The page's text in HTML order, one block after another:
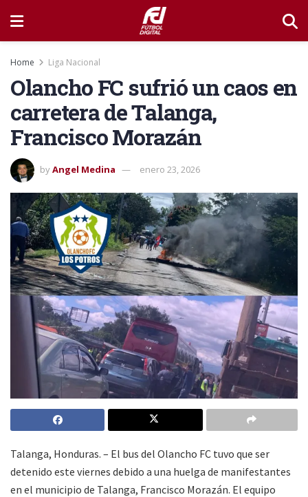
Home Liga Nacional
Olancho FC sufrió un caos en
carretera de Talanga,
Francisco Morazán
byAngel Medina enero 23, 2026
Talanga, Honduras. – El bus del Olancho FC tuvo que ser
detenido este viernes debido a una huelga de manifestantes
en el municipio de Talanga, Francisco Morazán. El equipo